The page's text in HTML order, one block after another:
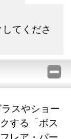
てくださ
スやショー
する「ボス